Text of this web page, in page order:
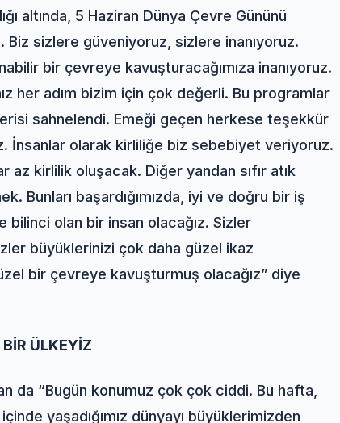
altında, 5 Haziran Dünya Çevre Gününü
sizlere güveniyoruz, sizlere inanıyoruz.
bir çevreye kavuşturacağımıza inanıyoruz.
her adım bizim için çok değerli. Bu programlar
sahnelendi. Emeği geçen herkese teşekkür
İnsanlar olarak kirliliğe biz sebebiyet veriyoruz.
kirlilik oluşacak. Diğer yandan sıfır atık
Bunları başardığımızda, iyi ve doğru bir iş
bilinci olan bir insan olacağız. Sizler
büyüklerinizi çok daha güzel ikaz
bir çevreye kavuşturmuş olacağız” diye
ÜLKEYİZ
da “Bugün konumuz çok çok ciddi. Bu hafta,
yaşadığımız dünyayı büyüklerimizden